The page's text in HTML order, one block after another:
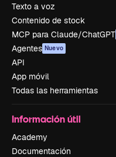
Texto a voz
Contenido de stock
MCP para Claude/ChatGPT
Agentes Nuevo
API
App móvil
Todas las herramientas
Información útil
Academy
Documentación